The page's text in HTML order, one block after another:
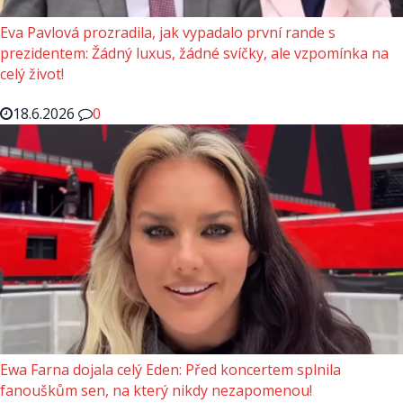
Eva Pavlová prozradila, jak vypadalo první rande s
prezidentem: Žádný luxus, žádné svíčky, ale vzpomínka na
celý život!
18.6.2026
0
Ewa Farna dojala celý Eden: Před koncertem splnila
fanouškům sen, na který nikdy nezapomenou!